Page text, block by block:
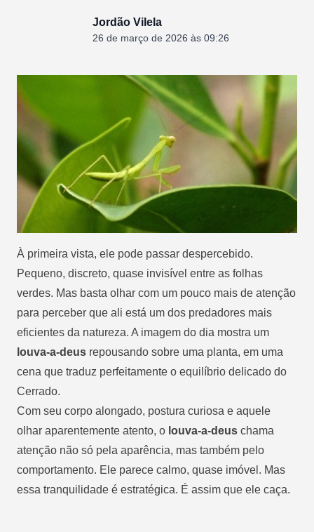
Jordão Vilela
26 de março de 2026 às 09:26
À primeira vista, ele pode passar despercebido.
Pequeno, discreto, quase invisível entre as folhas
verdes. Mas basta olhar com um pouco mais de atenção
para perceber que ali está um dos predadores mais
eficientes da natureza. A imagem do dia mostra um
louva-a-deus repousando sobre uma planta, em uma
cena que traduz perfeitamente o equilíbrio delicado do
Cerrado.
Com seu corpo alongado, postura curiosa e aquele
olhar aparentemente atento, o louva-a-deus chama
atenção não só pela aparência, mas também pelo
comportamento. Ele parece calmo, quase imóvel. Mas
essa tranquilidade é estratégica. É assim que ele caça.